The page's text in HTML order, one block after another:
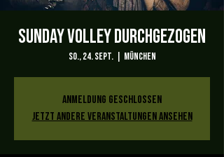
Sunday Volley durchgezogen
So., 24. Sept.
  |
München
Anmeldung geschlossen
Jetzt andere Veranstaltungen ansehen